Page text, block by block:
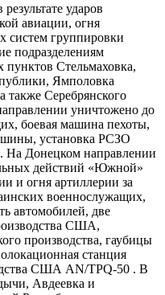
ударов
авиации, огня
систем группировки
подразделениям
пунктов Стельмаховка,
Ямполовка
также Серебрянского
уничтожено до
боевая машина пехоты,
установка РСЗО
На Донецком направлении
действий «Южной»
и огня артиллерии за
военнослужащих,
автомобилей, две
США,
производства, гаубицы
станция
США AN/TPQ-50 . В
Авдеевка и